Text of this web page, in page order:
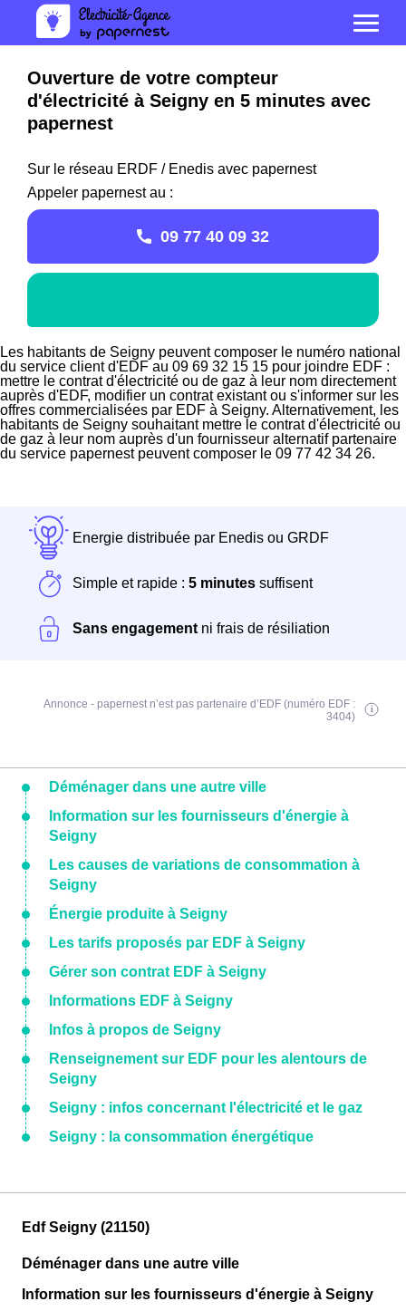
Ouverture de votre compteur
d'électricité à Seigny en 5 minutes avec
papernest
Sur le réseau ERDF / Enedis avec papernest
Appeler papernest au :
09 77 40 09 32
Les habitants de Seigny peuvent composer le numéro national
du service client d'EDF au 09 69 32 15 15 pour joindre EDF :
mettre le contrat d'électricité ou de gaz à leur nom directement
auprès d'EDF, modifier un contrat existant ou s'informer sur les
offres commercialisées par EDF à Seigny. Alternativement, les
habitants de Seigny souhaitant mettre le contrat d'électricité ou
de gaz à leur nom auprès d'un fournisseur alternatif partenaire
du service papernest peuvent composer le 09 77 42 34 26.
Energie distribuée par Enedis ou GRDF
Simple et rapide : 5 minutes suffisent
Sans engagement ni frais de résiliation
Annonce - papernest n’est pas partenaire d’EDF (numéro EDF :
3404)
Déménager dans une autre ville
Information sur les fournisseurs d'énergie à
Seigny
Les causes de variations de consommation à
Seigny
Énergie produite à Seigny
Les tarifs proposés par EDF à Seigny
Gérer son contrat EDF à Seigny
Informations EDF à Seigny
Infos à propos de Seigny
Renseignement sur EDF pour les alentours de
Seigny
Seigny : infos concernant l'électricité et le gaz
Seigny : la consommation énergétique
Edf Seigny (21150)
Déménager dans une autre ville
Information sur les fournisseurs d'énergie à Seigny